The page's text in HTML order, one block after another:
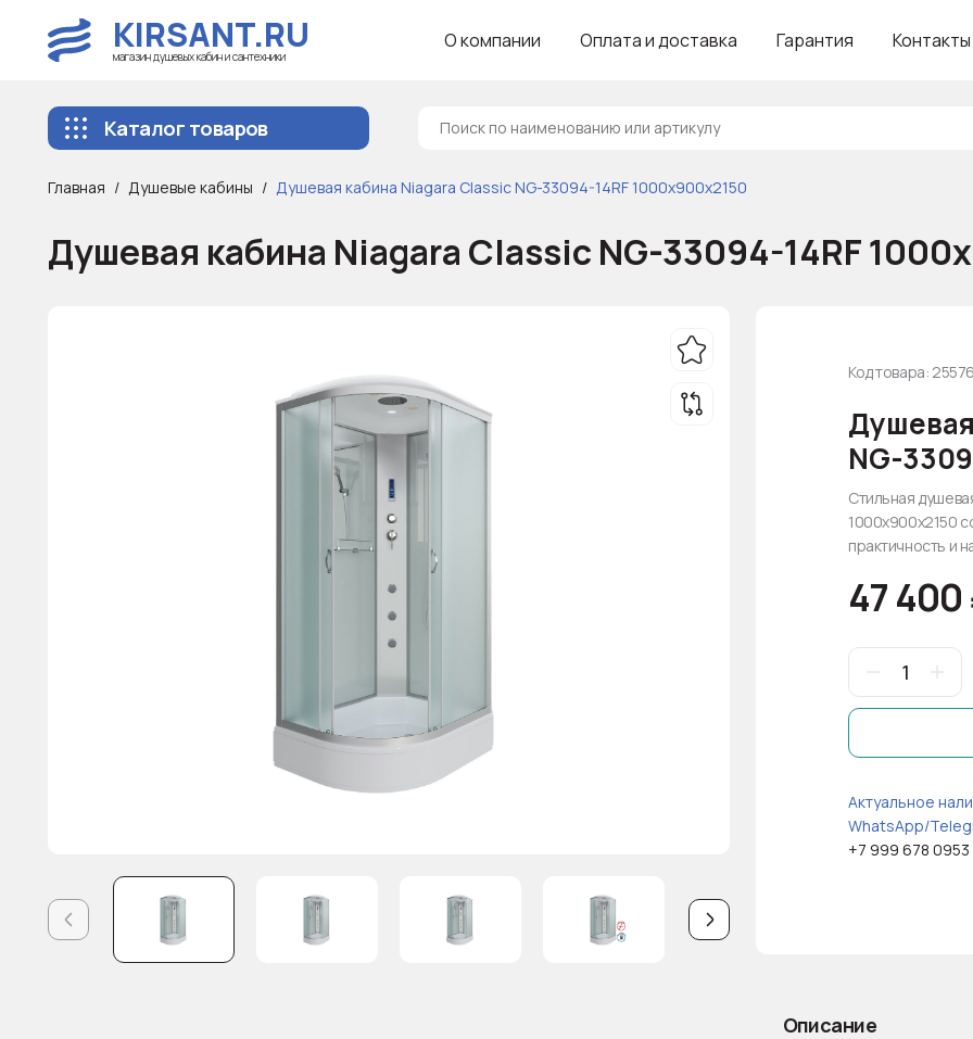
KIRSANT.RU
магазин душевых кабин и сантехники
О компании Оплата и доставка Гарантия Контакты
Каталог товаров
Главная Душевые кабины Душевая кабина Niagara Classic NG-33094-14RF 1000х900х2150
Душевая кабина Niagara Classic NG-33094-14RF
Код товара:
NG-
Стильная
1000х900х2150
практичность и
47 400
Актуальное
WhatsApp/
+7 999 678 0953
Описание